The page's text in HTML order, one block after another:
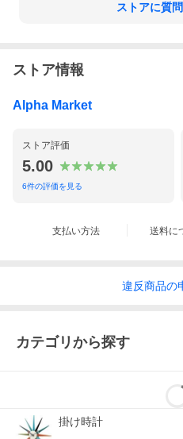
ストアに質
ストア情報
Alpha Market
ストア評価
5.00
6件の評価を見る
支払い方法 送料に
違反商品の
カテゴリから探す
掛け時計